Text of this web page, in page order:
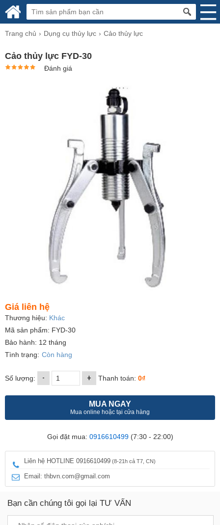
Trang chủ Dụng cụ thủy lực Cảo thủy lực
Cảo thủy lực FYD-30
Đánh giá
Giá liên hệ
Thương hiệu: Khác
Mã sản phẩm: FYD-30
Bảo hành: 12 tháng
Tình trạng: Còn hàng
Số lượng: - + Thanh toán: 0₫
MUA NGAY
Mua online hoặc tại cửa hàng
Gọi đặt mua: 0916610499(7:30 - 22:00)
Liên hệ HOTLINE 0916610499 (8-21h cả T7, CN)
Email: thbvn.com@gmail.com
Bạn cần chúng tôi gọi lại TƯ VẤN